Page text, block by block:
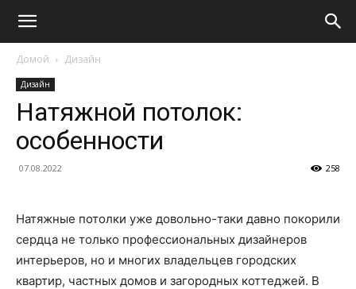
Домой Дизайн
Дизайн
Натяжной потолок:
особенности
07.08.2022 258
Натяжные потолки уже довольно-таки давно покорили
сердца не только профессиональных дизайнеров
интерьеров, но и многих владельцев городских
квартир, частных домов и загородных коттеджей. В